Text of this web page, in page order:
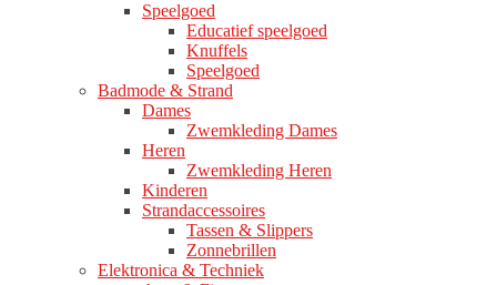
Speelgoed
Educatief speelgoed
Knuffels
Speelgoed
Badmode & Strand
Dames
Zwemkleding Dames
Heren
Zwemkleding Heren
Kinderen
Strandaccessoires
Tassen & Slippers
Zonnebrillen
Elektronica & Techniek